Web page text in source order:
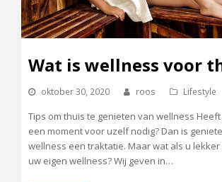
Wat is wellness voor
oktober 30, 2020 roos Lifestyle
Tips om thuis te genieten van wellness
een moment voor uzelf nodig? Dan is
wellness een traktatie. Maar wat als u
uw eigen wellness? Wij geven in…